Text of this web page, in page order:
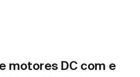
motores DC com e